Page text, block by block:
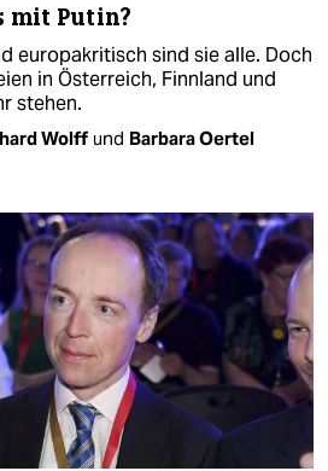
mit Putin?
europakritisch sind sie alle. Doch
in Österreich, Finnland und
stehen.
Wolff und Barbara Oertel